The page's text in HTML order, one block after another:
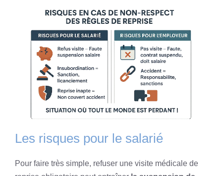
Les risques pour le salarié
Pour faire très simple, refuser une visite médicale de